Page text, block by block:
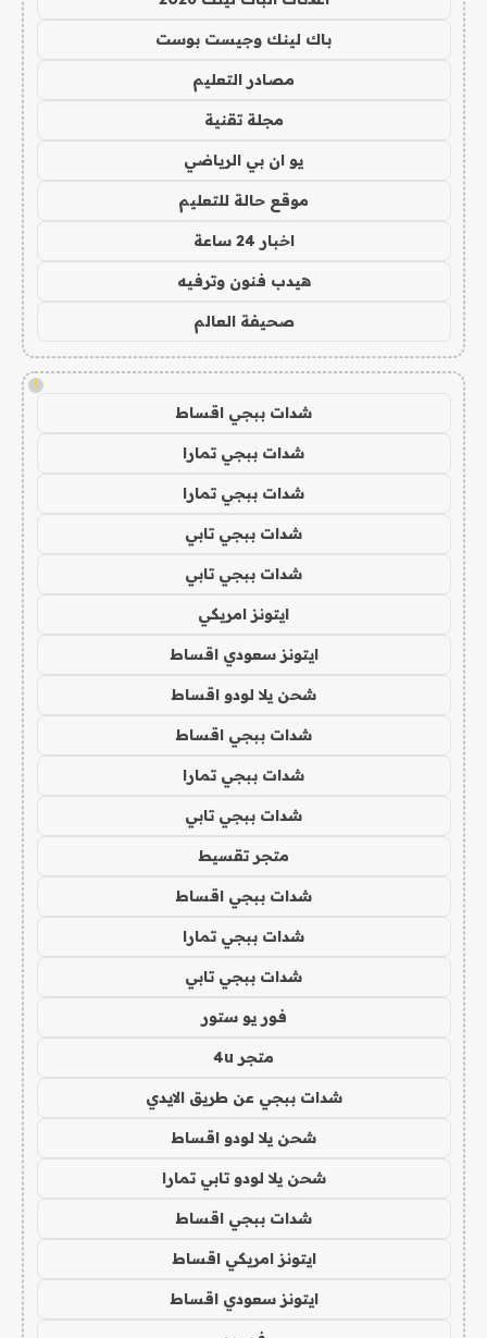
باك لينك وجيست بوست
مصادر التعليم
مجلة تقنية
يو ان بي الرياضي
موقع حالة للتعليم
اخبار 24 ساعة
هيدب فنون وترفيه
صحيفة العالم
!
شدات ببجي اقساط
شدات ببجي تمارا
شدات ببجي تمارا
شدات ببجي تابي
شدات ببجي تابي
ايتونز امريكي
ايتونز سعودي اقساط
شحن يلا لودو اقساط
شدات ببجي اقساط
شدات ببجي تمارا
شدات ببجي تابي
متجر تقسيط
شدات ببجي اقساط
شدات ببجي تمارا
شدات ببجي تابي
فور يو ستور
متجر 4u
شدات ببجي عن طريق الايدي
شحن يلا لودو اقساط
شحن يلا لودو تابي تمارا
شدات ببجي اقساط
ايتونز امريكي اقساط
ايتونز سعودي اقساط